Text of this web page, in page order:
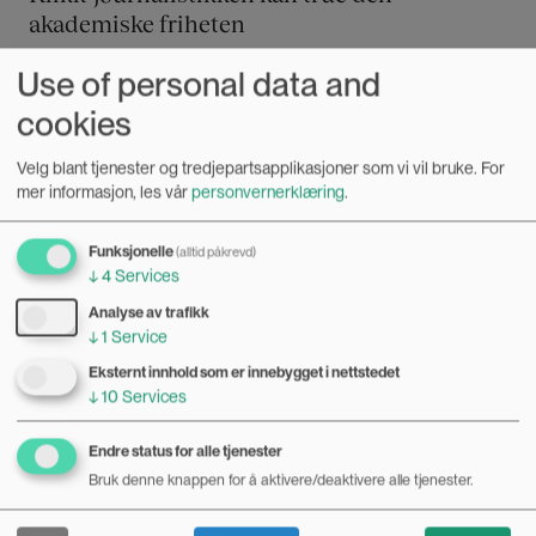
akademiske friheten
Formidling av forskning er viktigere enn noensinne. Men vi
må snakke om premissene for å formidle den, skriver Siri
Øyslebø Sørensen.
Bilde
Use of personal data and
cookies
Velg blant tjenester og tredjepartsapplikasjoner som vi vil bruke. For
mer informasjon, les vårpersonvernerklæring.
Funksjonelle(alltid påkrevd)
↓4Services
Analyse av trafikk
↓1 Service
Eksternt innhold som er innebygget i nettstedet
↓10 Services
Endre status for alle tjenester
Bruk denne knappen for å aktivere/deaktivere alle tjenester.